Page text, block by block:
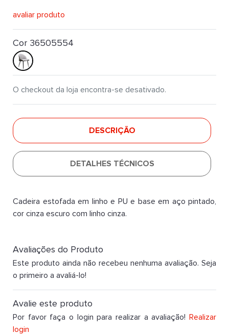
avaliar produto
Cor 36505554
O checkout da loja encontra-se desativado.
DESCRIÇÃO
DETALHES TÉCNICOS
Cadeira estofada em linho e PU e base em aço pintado,
cor cinza escuro com linho cinza.
Avaliações do Produto
Este produto ainda não recebeu nenhuma avaliação. Seja
o primeiro a avaliá-lo!
Avalie este produto
Por favor faça o login para realizar a avaliação! Realizar
login